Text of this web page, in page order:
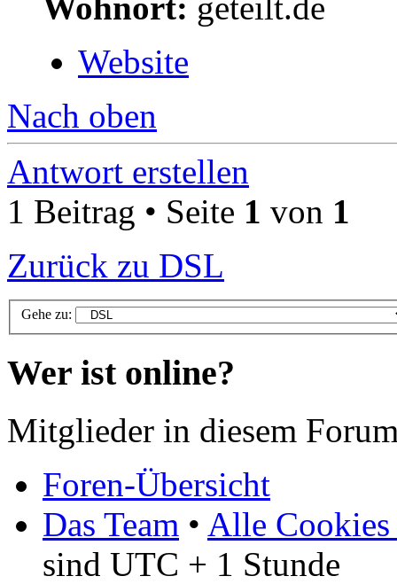
Website
Nach oben
Antwort erstellen
1 Beitrag • Seite 1 von 1
Zurück zu DSL
Gehe zu:
Wer ist online?
Mitglieder in diesem
Foren-Übersicht
Das Team • Alle Cookies
sind UTC + 1 Stunde